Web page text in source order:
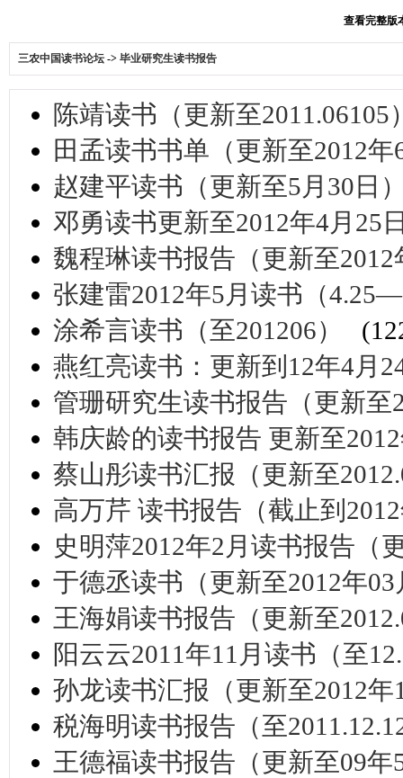
查看完整版
三农中国读书论坛 -> 毕业研究生读书报告
陈靖读书（更新至2011.06105
田孟读书书单（更新至2012年
赵建平读书（更新至5月30日
邓勇读书更新至2012年4月25
魏程琳读书报告（更新至2012
张建雷2012年5月读书（
涂希言读书（至201206）
燕红亮读书：更新到12年4月
管珊研究生读书报告（更新至
韩庆龄的读书报告 更新至
蔡山彤读书汇报（更新至
高万芹 读书报告（截止到
史明萍2012年2月读书报告（
于德丞读书（更新至2012年03
王海娟读书报告（更新至
阳云云2011年11月读书（至
孙龙读书汇报（更新至2012年
税海明读书报告（至
王德福读书报告（更新至09年